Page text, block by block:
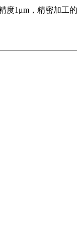
度1μm，精密加工